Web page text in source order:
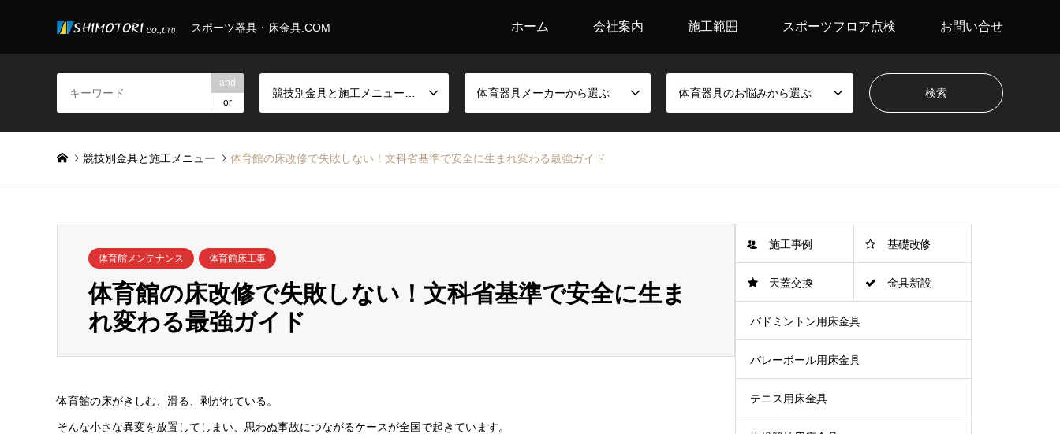
スポーツ器具・床金具.COM ホーム 会社案内 施工範囲 スポーツフロア点検 お問い合せ
and
or
体育器具メーカーから選ぶ 体育器具のお悩みから選ぶ
競技別金具と施工メニュー 体育館の床改修で失敗しない！文科省基準で安全に生まれ変わる最強ガイド
体育館メンテナンス 体育館床工事
体育館の床改修で失敗しない！文科省基準で安全に生ま
れ変わる最強ガイド
体育館の床がきしむ、滑る、剥がれている。
そんな小さな異変を放置してしまい、思わぬ事故につながるケースが全国で起きています。
施工事例 基礎改修
天蓋交換 金具新設
バドミントン用床金具
バレーボール用床金具
テニス用床金具